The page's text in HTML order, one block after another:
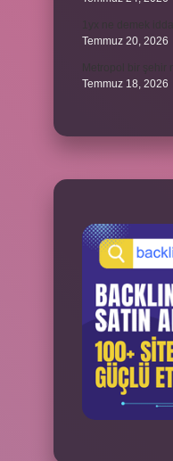
Temmuz 20, 2026
Temmuz 18, 2026